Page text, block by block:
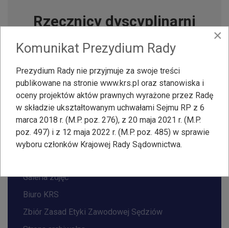
Rzecznicy dyscyplinarni
NA SKRÓTY
Informacje o KRS
Skład i organizacja
Akty prawne
Galeria zdjęć
Biuro KRS
Zbiór Zasad Etyki Zawodowej Sędziów
×
Komunikat Prezydium Rady
Prezydium Rady nie przyjmuje za swoje treści
publikowane na stronie www.krs.pl oraz stanowiska i
oceny projektów aktów prawnych wyrażone przez Radę
w składzie ukształtowanym uchwałami Sejmu RP z 6
marca 2018 r. (M.P. poz. 276), z 20 maja 2021 r. (M.P.
poz. 497) i z 12 maja 2022 r. (M.P. poz. 485) w sprawie
wyboru członków Krajowej Rady Sądownictwa.